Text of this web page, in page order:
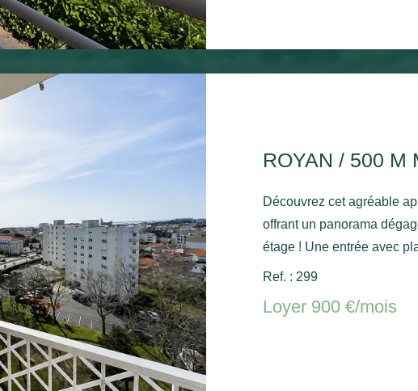
ROYAN / 500 M
Découvrez cet agréable
offrant un panorama dégagé et aperçu mer depuis le 9ème
étage ! Une entrée avec
sur un agréable balcon
mer, une cuisine
un bureau ou une
séparées. Une cave et
Ref. : 299
Loyer 900 €/mois